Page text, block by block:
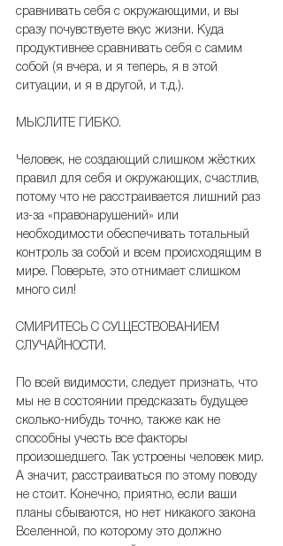
сравнивать себя с окружающими, и вы
сразу почувствуете вкус жизни. Куда
продуктивнее сравнивать себя с самим
собой (я вчера, и я теперь, я в этой
ситуации, и я в другой, и т.д.).
МЫСЛИТЕ ГИБКО.
Человек, не создающий слишком жёстких
правил для себя и окружающих, счастлив,
потому что не расстраивается лишний раз
из-за «правонарушений» или
необходимости обеспечивать тотальный
контроль за собой и всем происходящим в
мире. Поверьте, это отнимает слишком
много сил!
СМИРИТЕСЬ С СУЩЕСТВОВАНИЕМ
СЛУЧАЙНОСТИ.
По всей видимости, следует признать, что
мы не в состоянии предсказать будущее
сколько-нибудь точно, также как не
способны учесть все факторы
произошедшего. Так устроены человек мир.
А значит, расстраиваться по этому поводу
не стоит. Конечно, приятно, если ваши
планы сбываются, но нет никакого закона
Вселенной, по которому это должно